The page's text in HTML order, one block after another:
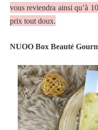
vous reviendra ainsi qu’à
prix tout doux.
NUOO Box Beauté